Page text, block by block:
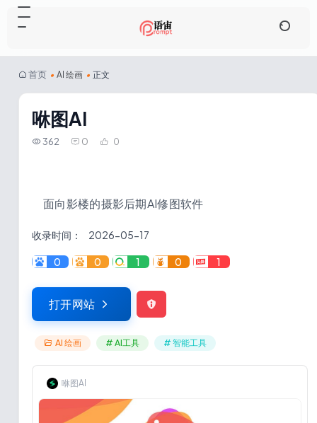
首页 • AI 绘画 • 正文
咻图AI
362 0 0
面向影楼的摄影后期AI修图软件
收录时间： 2026-05-17
0 0 1 0 1
打开网站
AI 绘画 # AI工具 # 智能工具
咻图AI